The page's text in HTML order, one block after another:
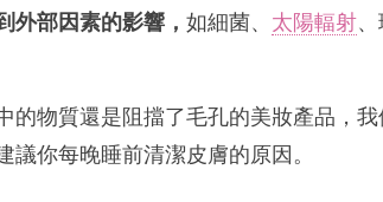
外部因素的影響， 如細菌、 太陽輻射
的物質還是阻擋了毛孔的美妝產品，我
議你每晚睡前清潔皮膚的原因。